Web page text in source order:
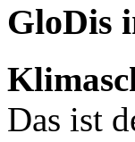
GloDis
Das ist